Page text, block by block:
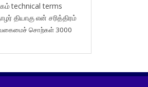
technical terms
தியாகுஎன் சரித்திரம்
வகைமைச் சொற்கள் 3000